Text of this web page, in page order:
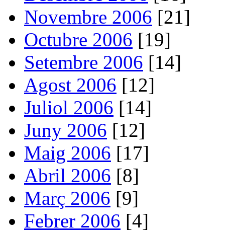
Novembre 2006 [21]
Octubre 2006 [19]
Setembre 2006 [14]
Agost 2006 [12]
Juliol 2006 [14]
Juny 2006 [12]
Maig 2006 [17]
Abril 2006 [8]
Març 2006 [9]
Febrer 2006 [4]